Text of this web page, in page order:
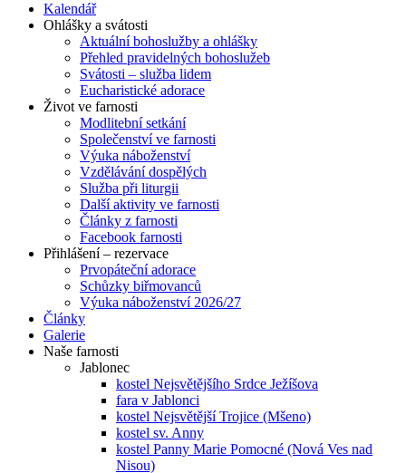
Kalendář
Ohlášky a svátosti
Aktuální bohoslužby a ohlášky
Přehled pravidelných bohoslužeb
Svátosti – služba lidem
Eucharistické adorace
Život ve farnosti
Modlitební setkání
Společenství ve farnosti
Výuka náboženství
Vzdělávání dospělých
Služba při liturgii
Další aktivity ve farnosti
Články z farnosti
Facebook farnosti
Přihlášení – rezervace
Prvopáteční adorace
Schůzky biřmovanců
Výuka náboženství 2026/27
Články
Galerie
Naše farnosti
Jablonec
kostel Nejsvětějšího Srdce Ježíšova
fara v Jablonci
kostel Nejsvětější Trojice (Mšeno)
kostel sv. Anny
kostel Panny Marie Pomocné (Nová Ves nad
Nisou)